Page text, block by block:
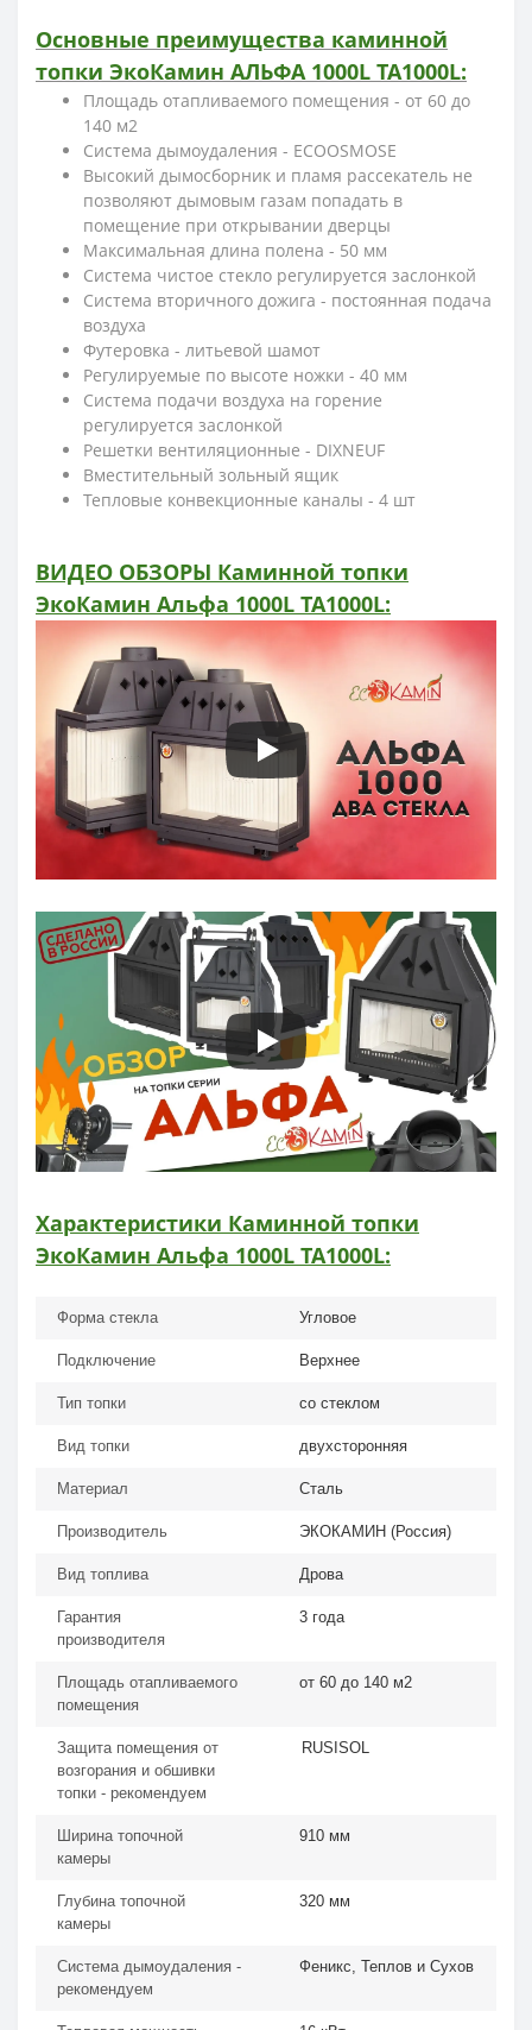
Основные преимущества каминной
топки ЭкоКамин АЛЬФА 1000L TA1000L:
Площадь отапливаемого помещения - от 60 до
140 м2
Система дымоудаления - ECOOSMOSE
Высокий дымосборник и пламя рассекатель не
позволяют дымовым газам попадать в
помещение при открывании дверцы
Максимальная длина полена - 50 мм
Система чистое стекло регулируется заслонкой
Система вторичного дожига - постоянная подача
воздуха
Футеровка - литьевой шамот
Регулируемые по высоте ножки - 40 мм
Система подачи воздуха на горение
регулируется заслонкой
Решетки вентиляционные - DIXNEUF
Вместительный зольный ящик
Тепловые конвекционные каналы - 4 шт
ВИДЕО ОБЗОРЫ Каминной топки
ЭкоКамин Альфа 1000L TA1000L:
Характеристики Каминной топки
ЭкоКамин Альфа 1000L TA1000L:
Форма стекла Угловое
Подключение Верхнее
Тип топки со стеклом
Вид топки двухсторонняя
Материал Сталь
Производитель ЭКОКАМИН (Россия)
Вид топлива Дрова
Гарантия
производителя
3 года
Площадь отапливаемого
помещения
от 60 до 140 м2
Защита помещения от
возгорания и обшивки
топки - рекомендуем
RUSISOL
Ширина топочной
камеры
910 мм
Глубина топочной
камеры
320 мм
Система дымоудаления -
рекомендуем
Феникс, Теплов и Сухов